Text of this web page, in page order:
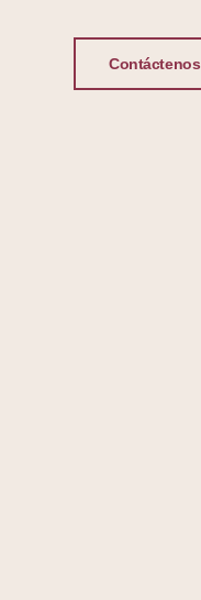
Contáctenos